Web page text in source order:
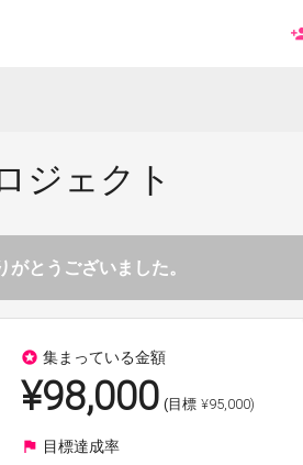
ジェクト
とうございました。
stars 集まっている金額
¥98,000 (目標 ¥95,000)
flag 目標達成率